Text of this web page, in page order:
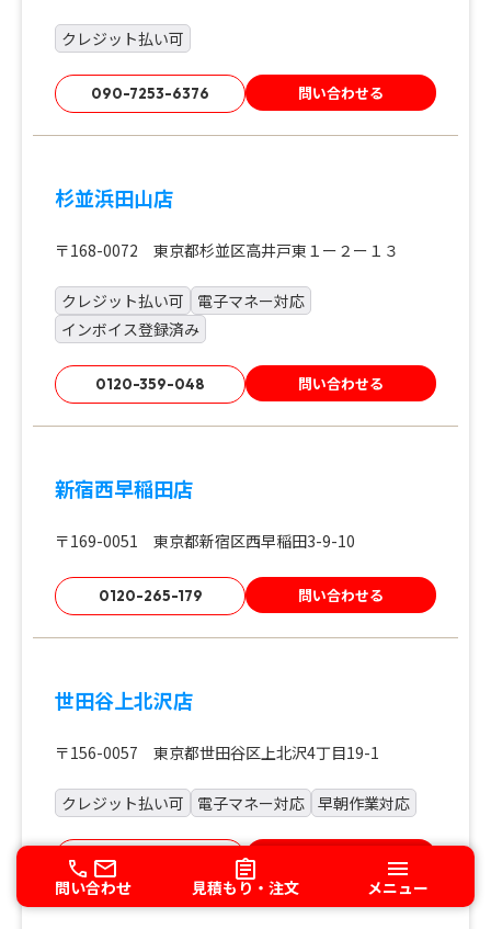
クレジット払い可
090-7253-6376 問い合わせる
杉並浜田山店
〒168-0072 東京都杉並区高井戸東１ー２ー１３
クレジット払い可
電子マネー対応
インボイス登録済み
0120-359-048 問い合わせる
新宿西早稲田店
〒169-0051 東京都新宿区西早稲田3-9-10
0120-265-179 問い合わせる
世田谷上北沢店
〒156-0057 東京都世田谷区上北沢4丁目19-1
クレジット払い可 電子マネー対応 早朝作業対応
0120-792-537
問い合わせ 見積もり・注文 メニュー